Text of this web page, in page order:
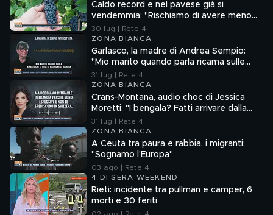
Caldo record e nel pavese già si
vendemmia: "Rischiamo di avere meno
vino"
30 lug | Rete 4
ZONA BIANCA
Garlasco, la madre di Andrea Sempio:
"Mio marito quando parla ricama sulle
cose"
31 lug | Rete 4
ZONA BIANCA
Crans-Montana, audio choc di Jessica
Moretti: "I bengala? Fatti arrivare dalla
Francia"
31 lug | Rete 4
ZONA BIANCA
A Ceuta tra paura e rabbia, i migranti:
"Sognamo l'Europa"
03 ago | Rete 4
4 DI SERA WEEKEND
Rieti: incidente tra pullman e camper, 6
morti e 30 feriti